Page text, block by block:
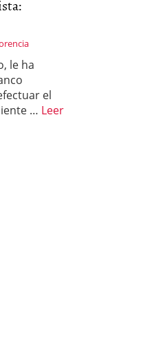
le ha
el
… Leer